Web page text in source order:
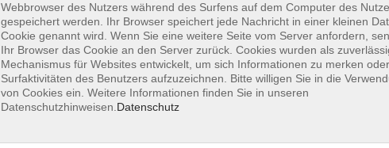
Projektmanagement -
Hochschulplanung für Universitäten
Erfahrungsaustausch
Webbrowser des Nutzers während des Surfens auf dem Computer des
gespeichert werden. Ihr Browser speichert jede Nachricht in einer kleinen
Cookie genannt wird. Wenn Sie eine weitere Seite vom Server anfordern,
Ihr Browser das Cookie an den Server zurück. Cookies wurden als
Mechanismus für Websites entwickelt, um sich Informationen zu merken
Surfaktivitäten des Benutzers aufzuzeichnen. Bitte willigen Sie in die
von Cookies ein. Weitere Informationen finden Sie in unseren
Datenschutzhinweisen. Datenschutz